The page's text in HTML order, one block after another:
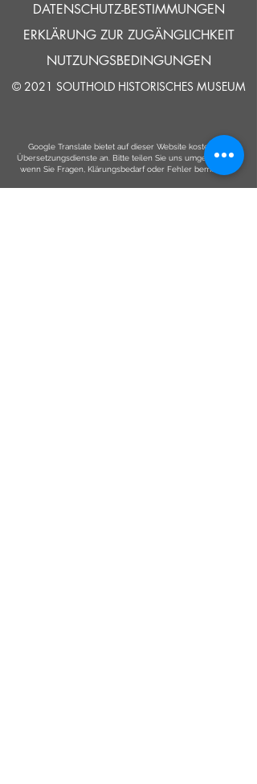
DATENSCHUTZ-BESTIMMUNGEN
ERKLÄRUNG ZUR ZUGÄNGLICHKEIT
NUTZUNGSBEDINGUNGEN
© 2021 SOUTHOLD HISTORISCHES MUSEUM
Google Translate bietet auf dieser Website kostenlose
Übersetzungsdienste an. Bitte teilen Sie uns umgehend mit,
wenn Sie Fragen, Klärungsbedarf oder Fehler bemerken.